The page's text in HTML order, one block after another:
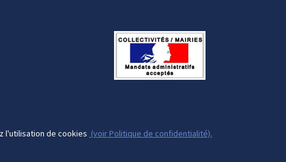
l'utilisation de cookies (voir Politique de confidentialité).